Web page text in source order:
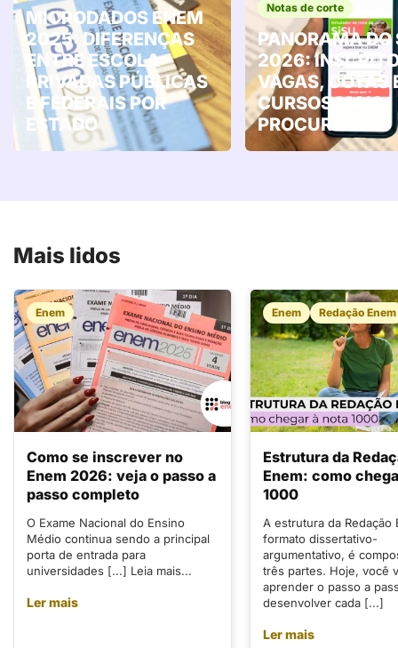
MICRODADOS ENEM
2025: DIFERENÇAS
ENTRE ESCOLA
PRIVADAS PÚBLICAS
E FEDERAIS POR
ESTADO
Notas de corte
PANORAMA DO
2026:
VAGAS, COTAS
CURSOS MAIS
PROCURADOS
Mais lidos
Enem
Como se inscrever no
Enem 2026: veja o passo a
passo completo
O Exame Nacional do Ensino
Médio continua sendo a principal
porta de entrada para
universidades [...] Leia mais...
Ler mais
Enem Redação Enem
Estrutura da
Enem: como
1000
A estrutura da Redação
formato dissertativo-
argumentativo, é
três partes. Hoje, você
aprender o passo a
desenvolver cada [...]
Ler mais